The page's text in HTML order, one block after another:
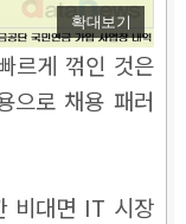
확대보기
르게 꺾인 것은
으로 채용 패러
비대면 IT 시장